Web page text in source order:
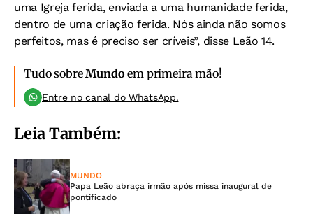
uma Igreja ferida, enviada a uma humanidade ferida,
dentro de uma criação ferida. Nós ainda não somos
perfeitos, mas é preciso ser críveis”, disse Leão 14.
Tudo sobreMundo em primeira mão!
Entre no canal do WhatsApp.
Leia Também:
MUNDO
Papa Leão abraça irmão após missa inaugural de
pontificado